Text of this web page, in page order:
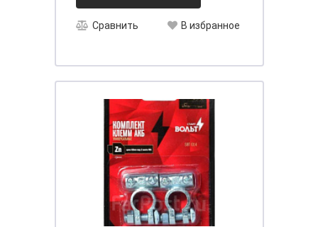
Сравнить В избранное